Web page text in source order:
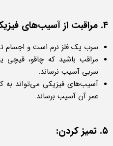
۴. مراقبت از آسیب‌های فیزیکی:
سرب یک فلز نرم است و اجسام
مراقب باشید که چاقو،
سربی آسیب نرساند.
آسیب‌های فیزیکی می‌تواند به
عمر آن آسیب برساند.
۵. تمیز کردن: